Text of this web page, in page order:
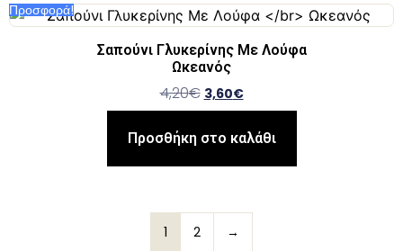
Προσφορά!
Σαπούνι Γλυκερίνης Με Λούφα
Ωκεανός
4,20€ 3,60€
Προσθήκη στο καλάθι
1 2 →